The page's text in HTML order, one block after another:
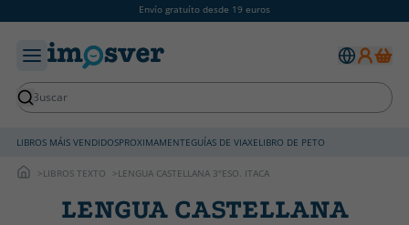
Envío gratuíto desde 19 euros
LIBROS MÁIS VENDIDOSPROXIMAMENTEGUÍAS DE VIAXELIBRO DE PETO
LIBROS TEXTO LENGUA CASTELLANA 3ºESO. ITACA
LENGUA CASTELLANA